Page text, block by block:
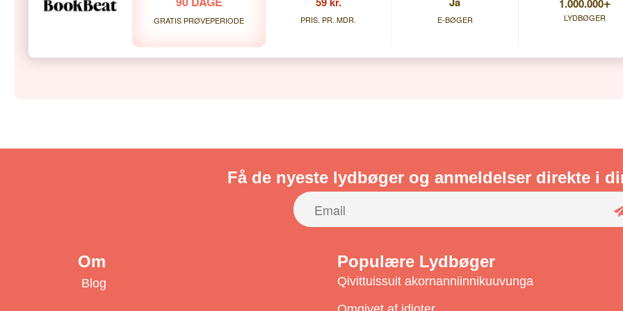
GRATIS PRØVEPERIODE PRIS. PR. MDR. E-BØGER
1.000.000
LYDBØGER
Få de nyeste lydbøger og anmeldelser direkte i
Om
Blog
Populære Lydbøger
Qivittuissuit akornanniinnikuuvunga